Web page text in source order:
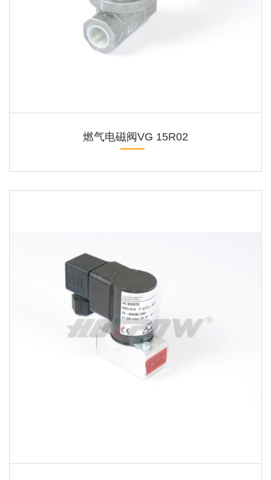
燃气电磁阀VG 15R02